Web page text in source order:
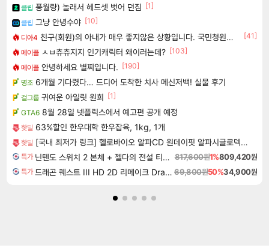
클립 풍월량) 놀래서 헤드셋 벗어 던짐 [1]
클립 그냥 안녕수야 [10]
디아4 친구(회원)의 아내가 매우 좋지않은 상황입니다. 국민청원동의를 부탁드립니다.(췌장암 신약)
[41]
메이플 ㅅㅂ츄츄지지 인기캐릭터 왜이러는데? [103]
메이플 안녕하세요 별찌입니다. [190]
명조 6개월 기다렸다… 드디어 도착한 치사 메신저백! 실물 후기
걸그룹 귀여운 아일릿 원희 [1]
GTA6 8월 28일 넷플릭스에서 예고편 공개 예정
핫딜 63%할인 한우대학 한우잡육, 1kg, 1개
핫딜 [국내 최저가 링크] 헬로바이오 알파CD 원데이핏 알파시글로덱스트린, 3g, 14포, 12개
특가 닌텐도 스위치 2 본체 + 젤다의 전설 티어스 오브 더 킹덤 닌텐도 스위치 2 에디션 + 젤다의 전설 브레스 오브 더 와일드 닌텐도 스위치 2 에디션 번들 817,600원1%809,420원
특가 드래곤 퀘스트 III HD 2D 리메이크 Dragon Quest III HD 2D Remake 69,800원50%34,900원